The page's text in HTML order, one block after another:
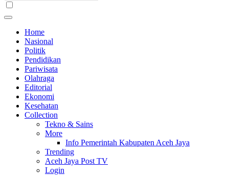
Home
Nasional
Politik
Pendidikan
Pariwisata
Olahraga
Editorial
Ekonomi
Kesehatan
Collection
Tekno & Sains
More
Info Pemerintah Kabupaten Aceh Jaya
Trending
Aceh Jaya Post TV
Login